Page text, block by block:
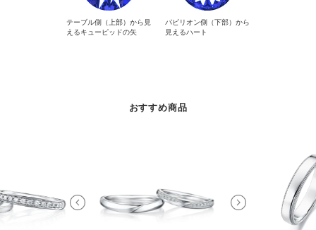
テーブル側（上部）から見
えるキューピッドの矢
パビリオン側（下部）から
見えるハート
おすすめ商品